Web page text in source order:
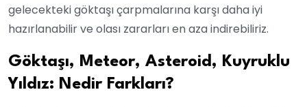
gelecekteki göktaşı çarpmalarına karşı daha iyi
hazırlanabilir ve olası zararları en aza indirebiliriz.
Göktaşı, Meteor, Asteroid, Kuyruklu
Yıldız: Nedir Farkları?